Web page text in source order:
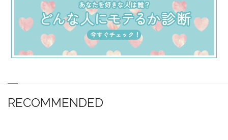
RECOMMENDED